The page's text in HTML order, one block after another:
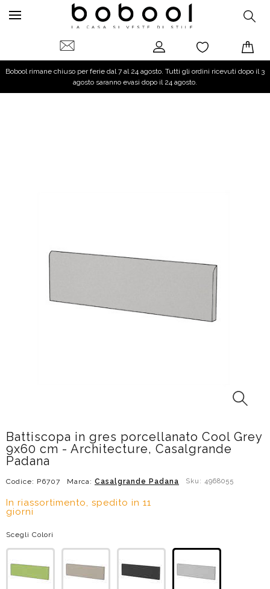
Bobool rimane chiuso per ferie dal 7 al 24 agosto. Tutti gli ordini ricevuti dopo il 3
agosto saranno evasi dopo il 24 agosto.
Battiscopa in gres porcellanato Cool Grey
9x60 cm - Architecture, Casalgrande
Padana
Codice: P6707 Marca: Casalgrande Padana Sku: 4968055
In riassortimento, spedito in 11
giorni
Scegli Colori